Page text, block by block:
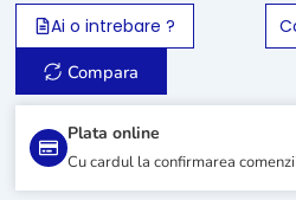
Plata online
Cu cardul la confirmarea
maini
iGel
Blue
-
ml
Ai o intrebare ?
Compara